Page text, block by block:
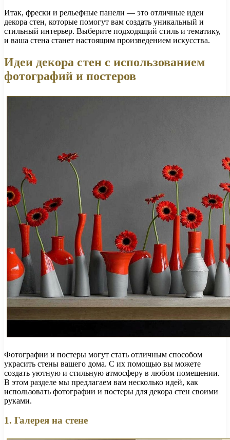
Итак, фрески и рельефные панели — это отличные идеи
декора стен, которые помогут вам создать уникальный и
стильный интерьер. Выберите подходящий стиль и тематику,
и ваша стена станет настоящим произведением искусства.
Идеи декора стен с использованием
фотографий и постеров
Фотографии и постеры могут стать отличным способом
украсить стены вашего дома. С их помощью вы можете
создать уютную и стильную атмосферу в любом помещении.
В этом разделе мы предлагаем вам несколько идей, как
использовать фотографии и постеры для декора стен своими
руками.
1. Галерея на стене